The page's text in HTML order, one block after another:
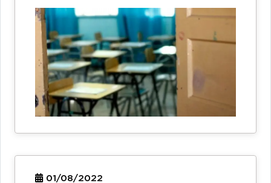
01/08/2022